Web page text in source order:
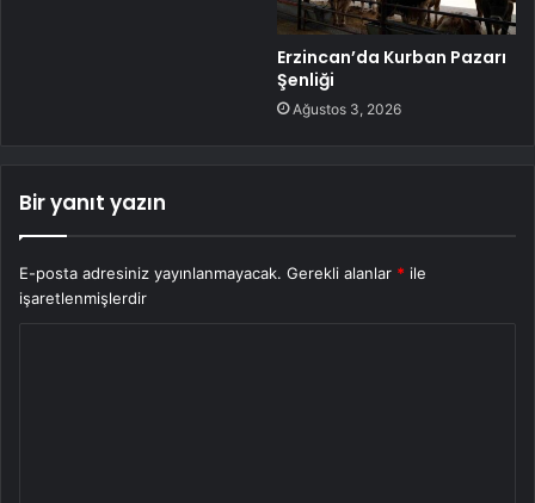
Erzincan’da Kurban Pazarı
Şenliği
Ağustos 3, 2026
Bir yanıt yazın
E-posta adresiniz yayınlanmayacak. Gerekli alanlar * ile
işaretlenmişlerdir